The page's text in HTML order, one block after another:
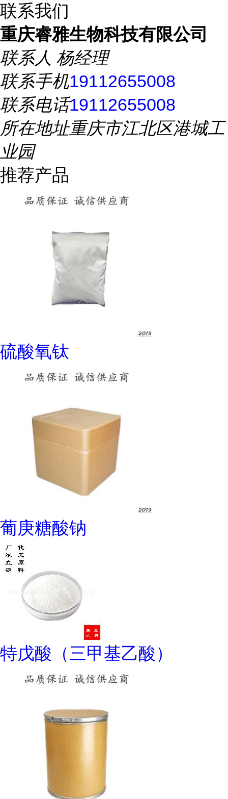
联系我们
重庆睿雅生物科技有限公司
联系人 杨经理
联系手机19112655008
联系电话19112655008
所在地址重庆市江北区港城工
业园
推荐产品
硫酸氧钛
葡庚糖酸钠
特戊酸（三甲基乙酸）